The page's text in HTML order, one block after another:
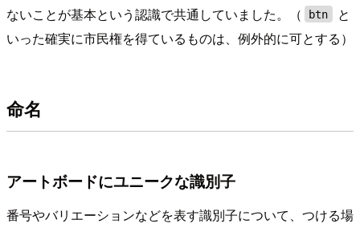
ないことが基本という認識で共通していました。（
btn
と
いった確実に市民権を得ているものは、例外的に可とする）
命名
アートボードにユニークな識別子
番号やバリエーションなどを表す識別子について、つける場